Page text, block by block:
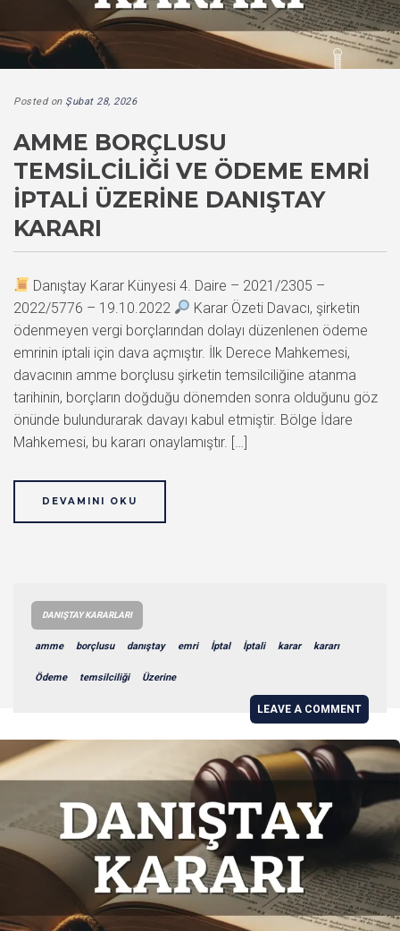
Posted on Şubat 28, 2026
AMME BORÇLUSU
TEMSILCILIĞI VE ÖDEME EMRI
İPTALI ÜZERINE DANIŞTAY
KARARI
Danıştay Karar Künyesi 4. Daire – 2021/2305 –
2022/5776 – 19.10.2022
Karar Özeti Davacı, şirketin
ödenmeyen vergi borçlarından dolayı düzenlenen ödeme
emrinin iptali için dava açmıştır. İlk Derece Mahkemesi,
davacının amme borçlusu şirketin temsilciliğine atanma
tarihinin, borçların doğduğu dönemden sonra olduğunu göz
önünde bulundurarak davayı kabul etmiştir. Bölge İdare
Mahkemesi, bu kararı onaylamıştır. […]
DEVAMINI OKU
DANIŞTAY KARARLARI
amme borçlusu danıştay emri İptal İptali karar kararı
Ödeme temsilciliği Üzerine
LEAVE A COMMENT